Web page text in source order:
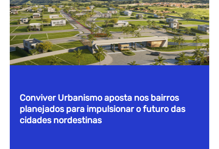
Conviver Urbanismo aposta nos bairros
planejados para impulsionar o futuro das
cidades nordestinas